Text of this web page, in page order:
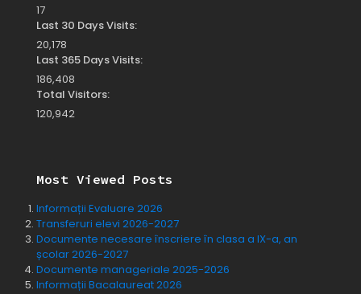
17
Last 30 Days Visits:
20,178
Last 365 Days Visits:
186,408
Total Visitors:
120,942
Most Viewed Posts
Informații Evaluare 2026
Transferuri elevi 2026-2027
Documente necesare înscriere în clasa a IX-a, an
școlar 2026-2027
Documente manageriale 2025-2026
Informații Bacalaureat 2026